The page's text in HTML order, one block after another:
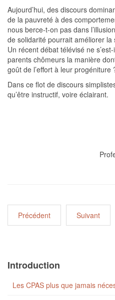
Aujourd’hui, des discours
de la pauvreté à des
nous berce-t-on pas dans
de solidarité pourrait améliorer la
Un récent débat télévisé ne
parents chômeurs la manière
goût de l’effort à leur progéniture
Dans ce flot de discours
qu’être instructif, voire éclairant.
Précédent Suivant
Introduction
Les CPAS plus que jamais